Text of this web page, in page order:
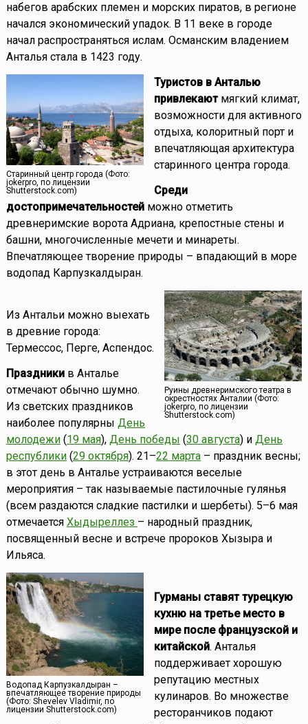
набегов арабских племен и морских пиратов, в регионе
начался экономический упадок. В 11 веке в городе
начал распространяться ислам. Османским владением
Анталья стала в 1423 году.
Старинный центр города (Фото:
jokerpro, по лицензии
Shutterstock.com)
Туристов в Анталью
привлекаютмягкий климат,
возможности для активного
отдыха, колоритный порт и
впечатляющая архитектура
старинного центра города.
Среди
достопримечательностейможно отметить
древнеримские ворота Адриана, крепостные стены и
башни, многочисленные мечети и минареты.
Впечатляющее творение природы – впадающий в море
водопад Карпузкалдыран.
Руины древнеримского театра в
окрестностях Анталии (Фото:
jokerpro, по лицензии
Shutterstock.com)
Из Антальи можно выехать
в древние города:
Термессос, Перге, Аспендос.
Праздникив Анталье
отмечают обычно шумно.
Из светских праздников
наиболее популярны День
молодежи(19 мая), День победы (30 августа) и День
республики(29 октября). 21–22 марта– праздник весны;
в этот день в Анталье устраиваются веселые
мероприятия – так называемые пастилочные гулянья
(всем раздаются сладкие пастилки и шербеты). 5–6 мая
отмечается Хыдыреллез – народный праздник,
посвященный весне и встрече пророков Хызыра и
Ильяса.
Водопад Карпузкалдыран –
впечатляющее творение природы
(Фото: Shevelev Vladimir, по
лицензии Shutterstock.com)
Гурманы ставят турецкую
кухню на третье место в
мире после французской и
китайской. Анталья
поддерживает хорошую
репутацию местных
кулинаров. Во множестве
ресторанчиков подают